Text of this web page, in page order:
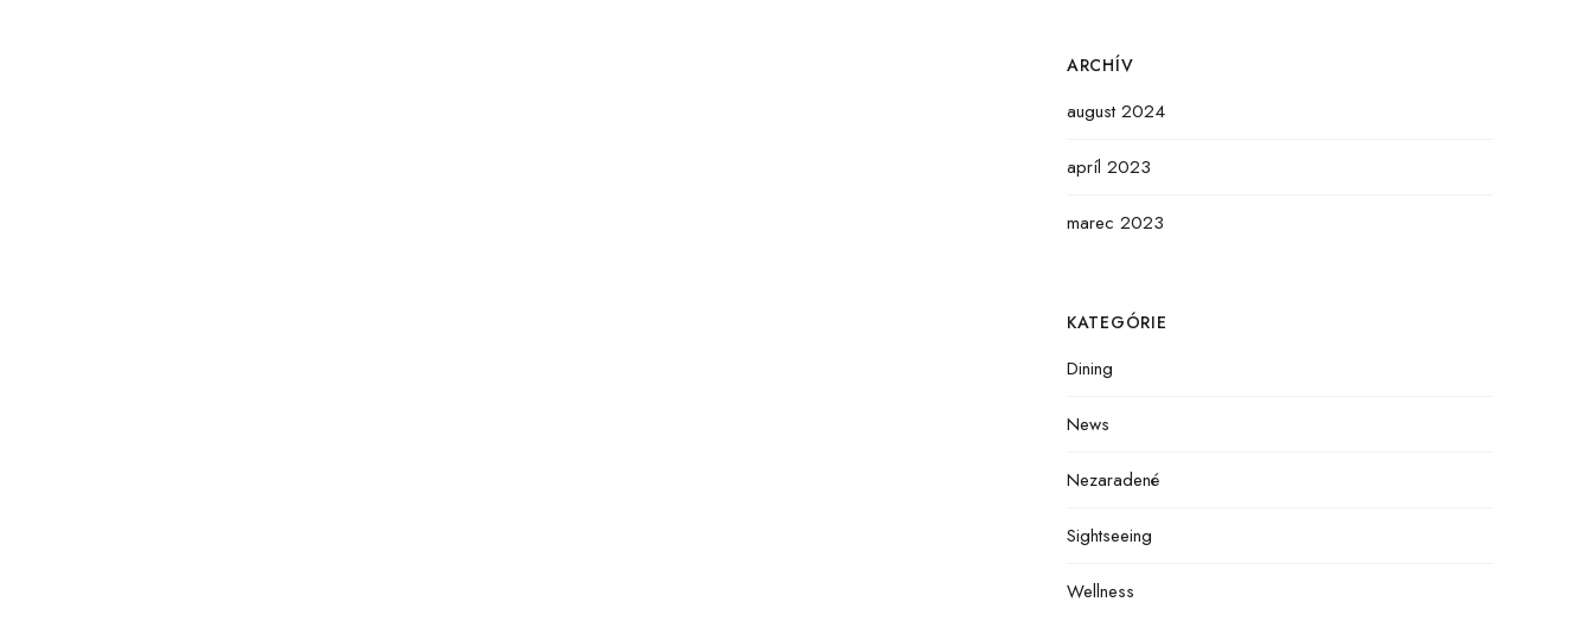
ARCHÍV
august 2024
apríl 2023
marec 2023
KATEGÓRIE
Dining
News
Nezaradené
Sightseeing
Wellness